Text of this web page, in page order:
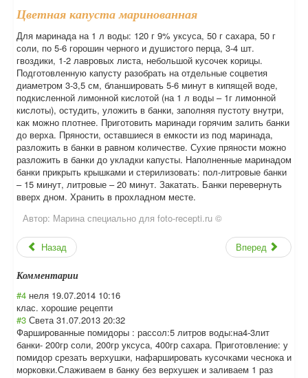
Цветная капуста маринованная
Для маринада на 1 л воды: 120 г 9% уксуса, 50 г сахара, 50 г
соли, по 5-6 горошин черного и душистого перца, 3-4 шт.
гвоздики, 1-2 лавровых листа, небольшой кусочек корицы.
Подготовленную капусту разобрать на отдельные соцветия
диаметром 3-3,5 см, бланшировать 5-6 минут в кипящей воде,
подкисленной лимонной кислотой (на 1 л воды – 1г лимонной
кислоты), остудить, уложить в банки, заполняя пустоту внутри,
как можно плотнее. Приготовить маринади горячим залить банки
до верха. Пряности, оставшиеся в емкости из под маринада,
разложить в банки в равном количестве. Сухие пряности можно
разложить в банки до укладки капусты. Наполненные маринадом
банки прикрыть крышками и стерилизовать: пол-литровые банки
– 15 минут, литровые – 20 минут. Закатать. Банки перевернуть
вверх дном. Хранить в прохладном месте.
Автор: Марина специально для foto-recepti.ru ©
Назад Вперед
Комментарии
#4 неля 19.07.2014 10:16
клас. хорошие рецепти
#3 Света 31.07.2013 20:32
Фаршированные помидоры : рассол:5 литров воды:на4-3лит
банки- 200гр соли, 200гр уксуса, 400гр сахара. Приготовление: у
помидор срезать верхушки, нафаршировать кусочками чеснока и
морковки.Слаживаем в банку без верхушек и заливаем 1 раз